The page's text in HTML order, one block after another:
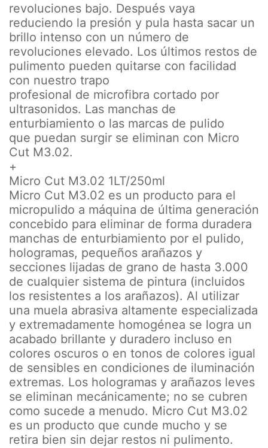
revoluciones bajo. Después vaya
reduciendo la presión y pula hasta sacar un
brillo intenso con un número de
revoluciones elevado. Los últimos restos de
pulimento pueden quitarse con facilidad
con nuestro trapo
profesional de microfibra cortado por
ultrasonidos. Las manchas de
enturbiamiento o las marcas de pulido
que puedan surgir se eliminan con Micro
Cut M3.02.
+
Micro Cut M3.02 1LT/250ml
Micro Cut M3.02 es un producto para el
micropulido a máquina de última generación
concebido para eliminar de forma duradera
manchas de enturbiamiento por el pulido,
hologramas, pequeños arañazos y
secciones lijadas de grano de hasta 3.000
de cualquier sistema de pintura (incluidos
los resistentes a los arañazos). Al utilizar
una muela abrasiva altamente especializada
y extremadamente homogénea se logra un
acabado brillante y duradero incluso en
colores oscuros o en tonos de colores igual
de sensibles en condiciones de iluminación
extremas. Los hologramas y arañazos leves
se eliminan mecánicamente; no se cubren
como sucede a menudo. Micro Cut M3.02
es un producto que cunde mucho y se
retira bien sin dejar restos ni pulimento.